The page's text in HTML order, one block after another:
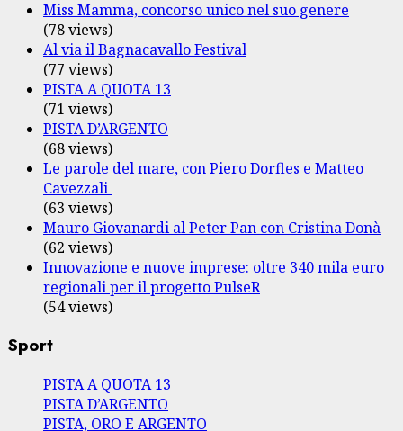
Miss Mamma, concorso unico nel suo genere
(78 views)
Al via il Bagnacavallo Festival
(77 views)
PISTA A QUOTA 13
(71 views)
PISTA D’ARGENTO
(68 views)
Le parole del mare, con Piero Dorfles e Matteo
Cavezzali
(63 views)
Mauro Giovanardi al Peter Pan con Cristina Donà
(62 views)
Innovazione e nuove imprese: oltre 340 mila euro
regionali per il progetto PulseR
(54 views)
Sport
PISTA A QUOTA 13
PISTA D’ARGENTO
PISTA, ORO E ARGENTO